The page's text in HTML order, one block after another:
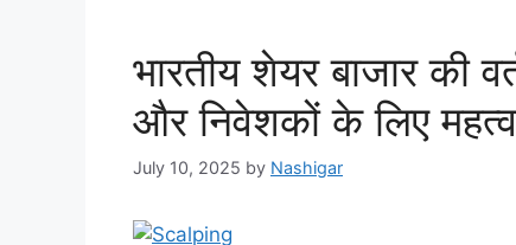
भारतीय शेयर बाजार की
और निवेशकों के लिए
July 10, 2025 by Nashigar